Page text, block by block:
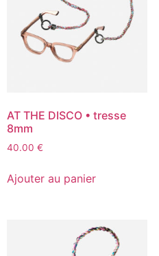
AT THE DISCO • tresse
8mm
40.00 €
Ajouter au panier